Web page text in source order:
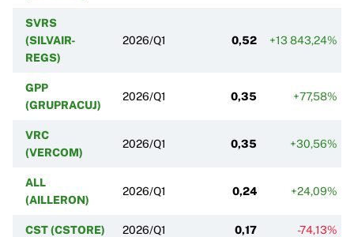
SVRS
(SILVAIR-
REGS)
2026/Q1 0,52 +13 843,24%
GPP
(GRUPRACUJ)
2026/Q1 0,35 +77,58%
VRC
(VERCOM)
2026/Q1 0,35 +30,56%
ALL
(AILLERON)
2026/Q1 0,24 +24,09%
CST (CSTORE) 2026/Q1 0,17 -74,13%